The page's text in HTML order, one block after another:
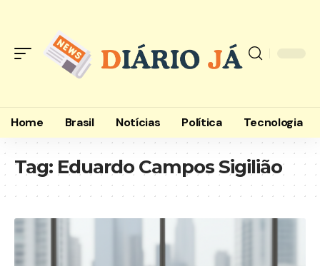
Home Brasil Notícias Política Tecnologia
Tag: Eduardo Campos Sigilião